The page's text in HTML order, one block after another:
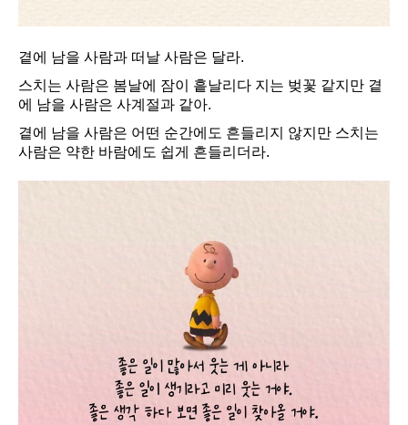
곁에 남을 사람과 떠날 사람은 달라.
스치는 사람은 봄날에 잠이 흩날리다 지는 벚꽃 같지만 곁
에 남을 사람은 사계절과 같아.
곁에 남을 사람은 어떤 순간에도 흔들리지 않지만 스치는
사람은 약한 바람에도 쉽게 흔들리더라.